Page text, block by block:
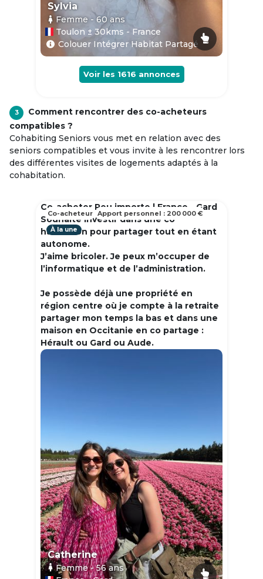
Sylvia
Femme - 60ans
Toulon ± 30kms - France
Colouer Intégrer Habitat Partagé
Voir les 1616 annonces
3
Comment rencontrer des co-acheteurs
compatibles ?
Cohabiting Seniors vous met en relation avec des
seniors compatibles et vous invite à les rencontrer lors
des différentes visites de logements adaptés à la
cohabitation.
Co-acheter Peu importe | France - Gard
Souhaite investir dans une co
habitation pour partager tout en étant
autonome.
J’aime bricoler. Je peux m’occuper de
l’informatique et de l’administration.
Je possède déjà une propriété en
région centre où je compte à la retraite
partager mon temps la bas et dans une
maison en Occitanie en co partage :
Hérault ou Gard ou Aude.
À la une
Catherine
Femme- 56ans
Co-acheteur Apport personnel : 200 000 €